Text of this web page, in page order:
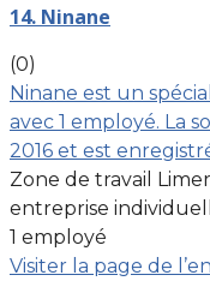
14. Ninane
(0)
Ninane est un
avec 1 employé. La
2016 et est
Zone de travail
entreprise
1 employé
Visiter la page de